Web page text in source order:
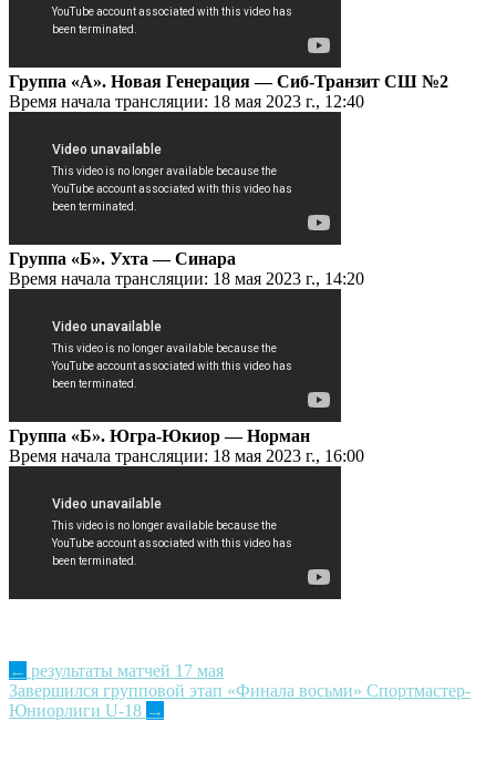
Группа «А». Новая Генерация — Сиб-Транзит СШ №2
Время начала трансляции: 18 мая 2023 г., 12:40
Группа «Б». Ухта — Синара
Время начала трансляции: 18 мая 2023 г., 14:20
Группа «Б». Югра-Юкиор — Норман
Время начала трансляции: 18 мая 2023 г., 16:00
Post
navigation
← результаты матчей 17 мая
Завершился групповой этап «Финала восьми» Спортмастер-
Юниорлиги U-18 →